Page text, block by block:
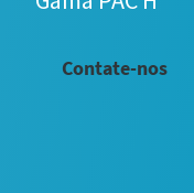
Contate-nos